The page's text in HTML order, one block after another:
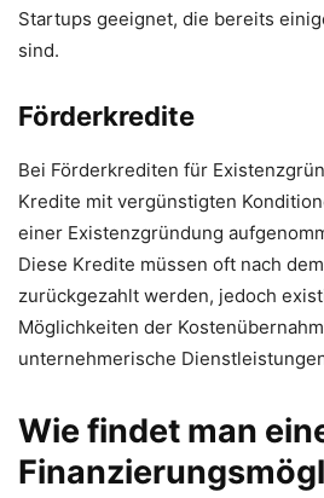
Startups geeignet, die bereits
sind.
Förderkredite
Bei Förderkrediten für
Kredite mit vergünstigten
einer Existenzgründung
Diese Kredite müssen oft nach
zurückgezahlt werden, jedoch
Möglichkeiten der
unternehmerische
Wie findet man